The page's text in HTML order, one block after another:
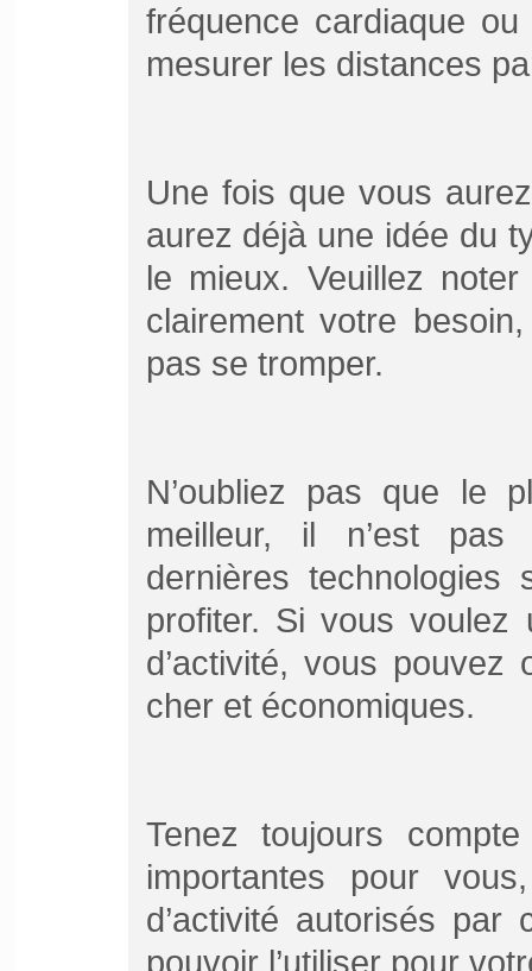
fréquence cardiaque
mesurer les distances
Une fois que vous
aurez déjà une idée du
le mieux. Veuillez
clairement votre
pas se tromper.
N’oubliez pas que le
meilleur, il n’est pas
dernières
profiter. Si vous voulez
d’activité, vous pouvez
cher et économiques.
Tenez toujours
importantes pour
d’activité autorisés
pouvoir l’utiliser pour